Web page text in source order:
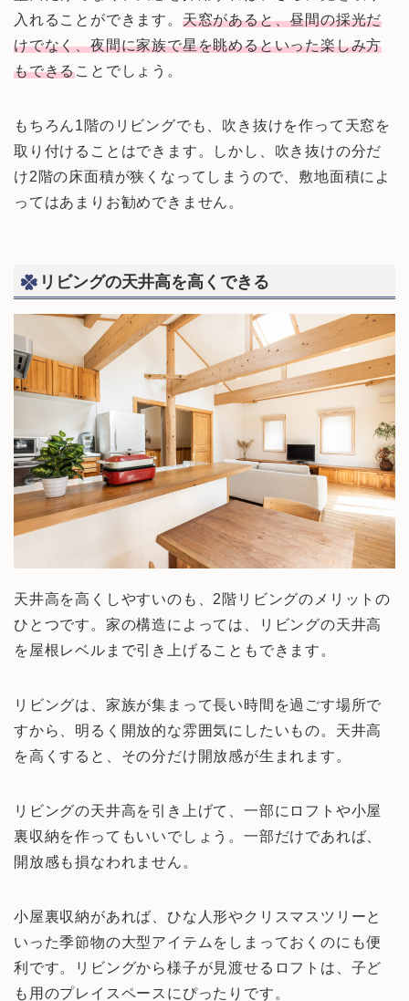
入れることができます。 天窓があると、昼間の採光だ
けでなく、夜間に家族で星を眺めるといった楽しみ方
もできることでしょう。
もちろん1階のリビングでも、吹き抜けを作って天窓を
取り付けることはできます。しかし、吹き抜けの分だ
け2階の床面積が狭くなってしまうので、敷地面積によ
ってはあまりお勧めできません。
リビングの天井高を高くできる
天井高を高くしやすいのも、2階リビングのメリットの
ひとつです。家の構造によっては、リビングの天井高
を屋根レベルまで引き上げることもできます。
リビングは、家族が集まって長い時間を過ごす場所で
すから、明るく開放的な雰囲気にしたいもの。天井高
を高くすると、その分だけ開放感が生まれます。
リビングの天井高を引き上げて、一部にロフトや小屋
裏収納を作ってもいいでしょう。一部だけであれば、
開放感も損なわれません。
小屋裏収納があれば、ひな人形やクリスマスツリーと
いった季節物の大型アイテムをしまっておくのにも便
利です。リビングから様子が見渡せるロフトは、子ど
も用のプレイスペースにぴったりです。